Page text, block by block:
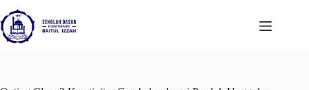
to
content